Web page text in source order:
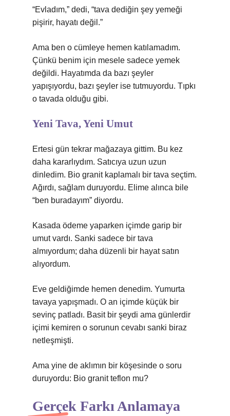
“Evladım,” dedi, “tava dediğin şey yemeği
pişirir, hayatı değil.”
Ama ben o cümleye hemen katılamadım.
Çünkü benim için mesele sadece yemek
değildi. Hayatımda da bazı şeyler
yapışıyordu, bazı şeyler ise tutmuyordu. Tıpkı
o tavada olduğu gibi.
Yeni Tava, Yeni Umut
Ertesi gün tekrar mağazaya gittim. Bu kez
daha kararlıydım. Satıcıya uzun uzun
dinledim. Bio granit kaplamalı bir tava seçtim.
Ağırdı, sağlam duruyordu. Elime alınca bile
“ben buradayım” diyordu.
Kasada ödeme yaparken içimde garip bir
umut vardı. Sanki sadece bir tava
almıyordum; daha düzenli bir hayat satın
alıyordum.
Eve geldiğimde hemen denedim. Yumurta
tavaya yapışmadı. O an içimde küçük bir
sevinç patladı. Basit bir şeydi ama günlerdir
içimi kemiren o sorunun cevabı sanki biraz
netleşmişti.
Ama yine de aklımın bir köşesinde o soru
duruyordu: Bio granit teflon mu?
Gerçek Farkı Anlamaya